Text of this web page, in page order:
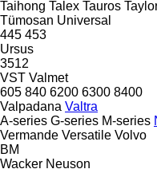
Taihong Talex Tauros
Tümosan Universal
445 453
Ursus
3512
VST Valmet
605 840 6200 6300 8400
Valpadana Valtra
A-series G-series M-series
Vermande Versatile Volvo
BM
Wacker Neuson